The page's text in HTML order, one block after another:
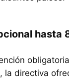
hasta
la directiva